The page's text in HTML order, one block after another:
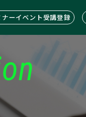
ナーイベント受講登録